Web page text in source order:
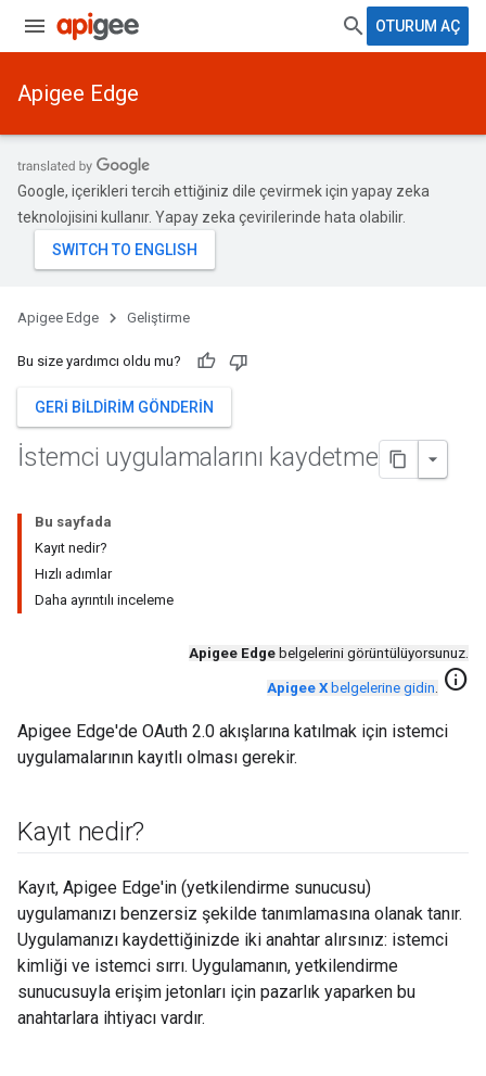
OTURUM AÇ
Apigee Edge
Google, içerikleri tercih ettiğiniz dile çevirmek için yapay zeka
teknolojisini kullanır. Yapay zeka çevirilerinde hata olabilir.
Apigee Edge Geliştirme
Bu size yardımcı oldu mu?
GERI BILDIRIM GÖNDERIN
İstemci uygulamalarını kaydetme
Bu sayfada
Kayıt nedir?
Hızlı adımlar
Daha ayrıntılı inceleme
Apigee Edge belgelerini görüntülüyorsunuz.
Apigee X belgelerine gidin. info
Apigee Edge'de OAuth 2.0 akışlarına katılmak için istemci
uygulamalarının kayıtlı olması gerekir.
Kayıt nedir?
Kayıt, Apigee Edge'in (yetkilendirme sunucusu)
uygulamanızı benzersiz şekilde tanımlamasına olanak tanır.
Uygulamanızı kaydettiğinizde iki anahtar alırsınız: istemci
kimliği ve istemci sırrı. Uygulamanın, yetkilendirme
sunucusuyla erişim jetonları için pazarlık yaparken bu
anahtarlara ihtiyacı vardır.